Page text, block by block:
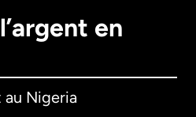
en
au Nigeria